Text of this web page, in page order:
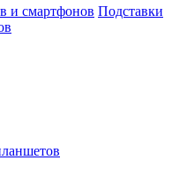
Подставки